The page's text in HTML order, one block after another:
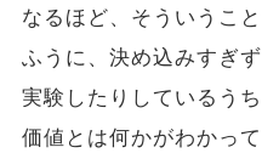
なるほど、そういうこ
ふうに、決め込みすぎ
実験したりしているう
価値とは何かがわかって